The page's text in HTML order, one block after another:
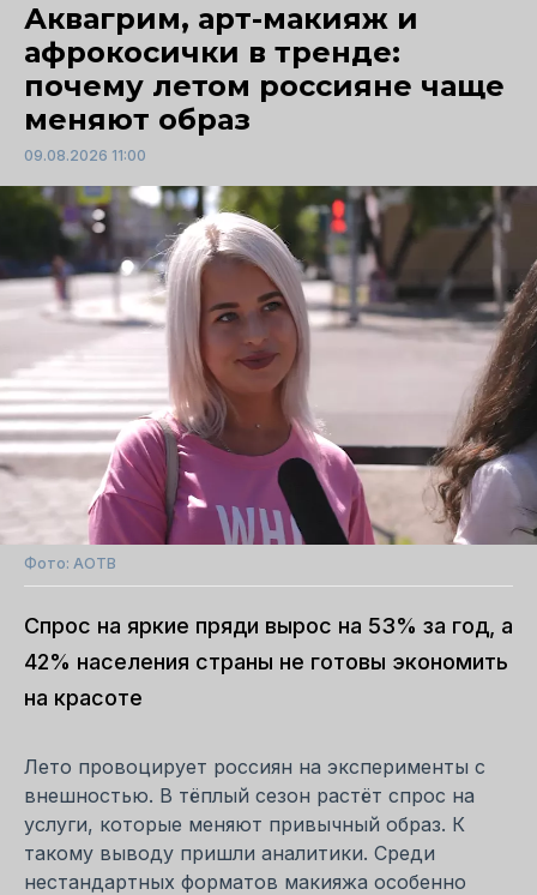
Аквагрим, арт-макияж и
афрокосички в тренде:
почему летом россияне чаще
меняют образ
09.08.2026 11:00
Фото: АОТВ
Спрос на яркие пряди вырос на 53% за год, а
42% населения страны не готовы экономить
на красоте
Лето провоцирует россиян на эксперименты с
внешностью. В тёплый сезон растёт спрос на
услуги, которые меняют привычный образ. К
такому выводу пришли аналитики. Среди
нестандартных форматов макияжа особенно